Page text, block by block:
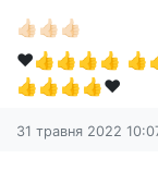
👍🏻👍🏻👍🏻
❤👍👍👍👍
👍👍👍👍❤
31 травня 2022